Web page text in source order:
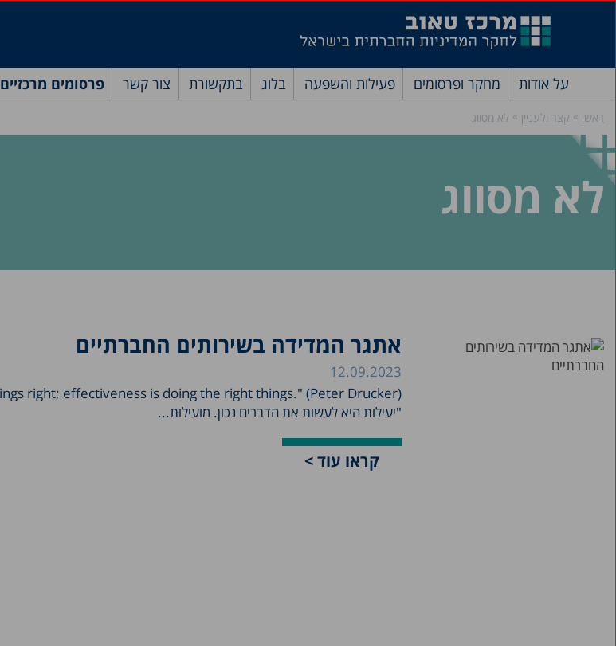
על אודות מחקר ופרסומים פעילות והשפעה בלוג בתקשורת צור קשר פרסומים מרכזיים
ראשי » קצר ולעניין » לא מסווג
לא מסווג
אתגר המדידה בשירותים החברתיים
12.09.2023
"יעילות היא לעשות את הדברים נכון. מועילוּת...
קראו עוד >